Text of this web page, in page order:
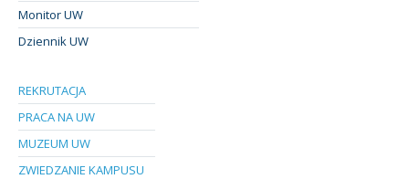
Monitor UW
Dziennik UW
REKRUTACJA
PRACA NA UW
MUZEUM UW
ZWIEDZANIE KAMPUSU